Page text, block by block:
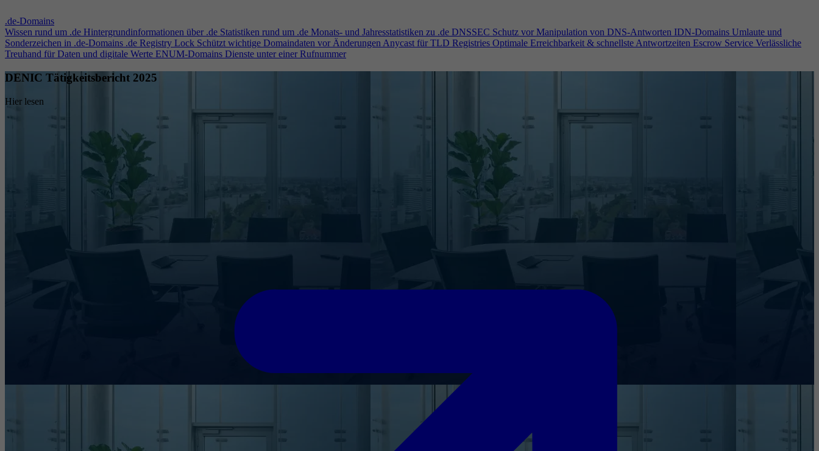
.de-Domains
Wissen rund um .de Hintergrundinformationen über .de Statistiken rund um .de Monats- und Jahresstatistiken zu .de DNSSEC Schutz vor Manipulation von DNS-Antworten IDN-Domains Umlaute und
Sonderzeichen in .de-Domains .de Registry Lock Schützt wichtige Domaindaten vor ÄnderungenAnycast für TLD Registries Optimale Erreichbarkeit & schnellste Antwortzeiten Escrow Service Verlässliche
Treuhand für Daten und digitale Werte ENUM-Domains Dienste unter einer Rufnummer
DENIC Tätigkeitsbericht 2025
Hier lesen